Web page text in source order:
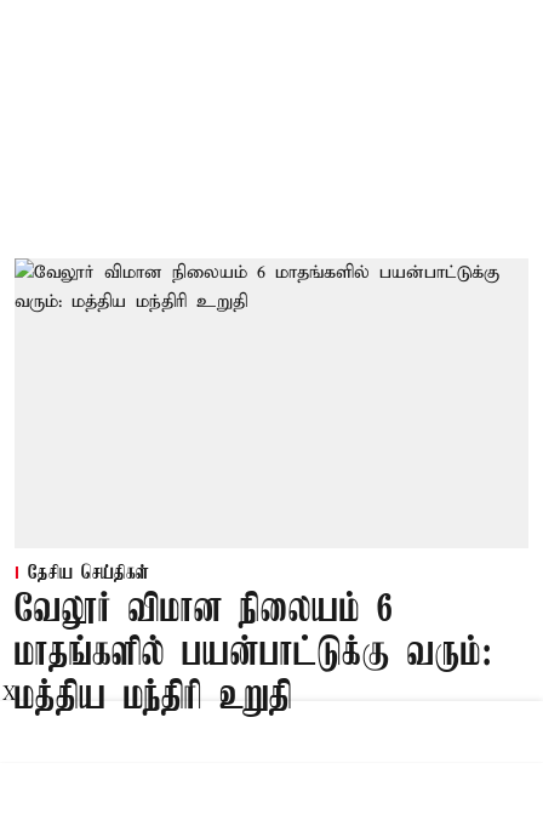
தேசிய செய்திகள்
வேலூர் விமான நிலையம் 6
மாதங்களில் பயன்பாட்டுக்கு வரும்:
மத்திய மந்திரி உறுதி
X